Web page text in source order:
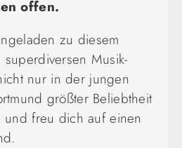
offen.
zu diesem
Musik-
nur in der jungen
größter Beliebtheit
und freu dich auf einen